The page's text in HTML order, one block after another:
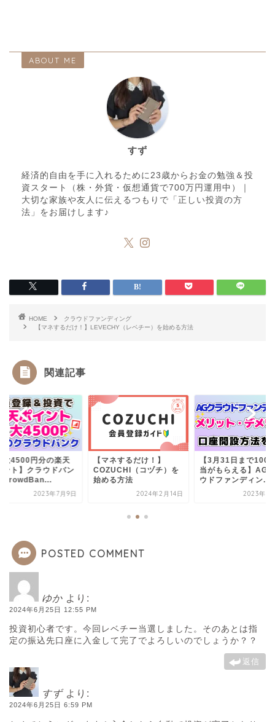
ABOUT ME
すず
経済的自由を手に入れるために23歳からお金の勉強＆投
資スタート（株・外貨・仮想通貨で700万円運用中）｜
大切な家族や友人に伝えるつもりで「正しい投資の方
法」をお届けします♪
HOME
クラウドファンディング
【マネするだけ！】LEVECHY（レベチー）を始める方法
関連記事
大4500円分の楽天
ント】クラウドバン
CrowdBan...
2023年7月9日
【マネするだけ！】
COZUCHI（コヅチ）を
始める方法
2024年2月14日
【3月31日まで
当がもらえる】AG
ウドファンディン...
2023年7
POSTED COMMENT
ゆか より:
2024年6月25日 12:55 PM
投資初心者です。今回レベチー当選しました。そのあとは指
定の振込先口座に入金して完了でよろしいのでしょうか？？
返信
すず より:
2024年6月25日 6:59 PM